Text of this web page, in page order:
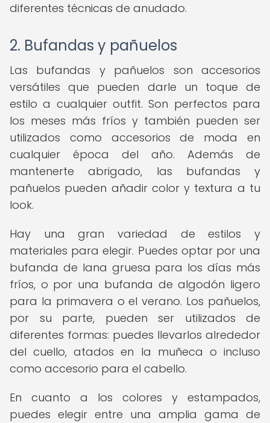
diferentes técnicas de anudado.
2. Bufandas y pañuelos
Las bufandas y pañuelos son accesorios
versátiles que pueden darle un toque de
estilo a cualquier outfit. Son perfectos para
los meses más fríos y también pueden ser
utilizados como accesorios de moda en
cualquier época del año. Además de
mantenerte abrigado, las bufandas y
pañuelos pueden añadir color y textura a tu
look.
Hay una gran variedad de estilos y
materiales para elegir. Puedes optar por una
bufanda de lana gruesa para los días más
fríos, o por una bufanda de algodón ligero
para la primavera o el verano. Los pañuelos,
por su parte, pueden ser utilizados de
diferentes formas: puedes llevarlos alrededor
del cuello, atados en la muñeca o incluso
como accesorio para el cabello.
En cuanto a los colores y estampados,
puedes elegir entre una amplia gama de